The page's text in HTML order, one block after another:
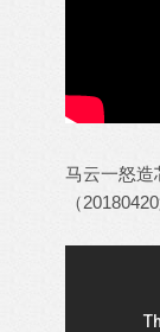
马云一怒造
（